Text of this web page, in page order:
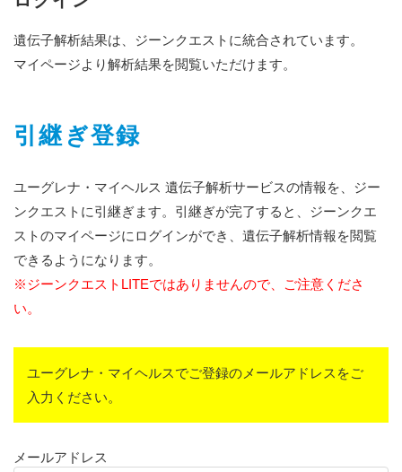
遺伝子解析結果は、ジーンクエストに統合されています。
マイページより解析結果を閲覧いただけます。
引継ぎ登録
ユーグレナ・マイヘルス 遺伝子解析サービスの情報を、ジー
ンクエストに引継ぎます。引継ぎが完了すると、ジーンクエ
ストのマイページにログインができ、遺伝子解析情報を閲覧
できるようになります。
※ジーンクエストLITEではありませんので、ご注意くださ
い。
ユーグレナ・マイヘルスでご登録のメールアドレスをご
入力ください。
メールアドレス